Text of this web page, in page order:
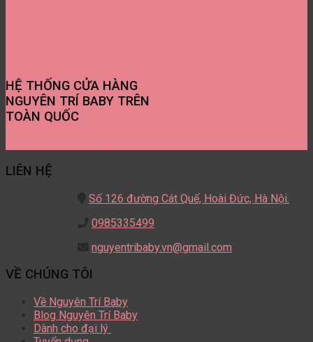
HỆ THỐNG CỬA HÀNG
NGUYÊN TRÍ BABY TRÊN
TOÀN QUỐC
LIÊN HỆ
Số 126 đường Cát Quế, Hoài Đức, Hà Nội.
0985335499
nguyentribaby.vn@gmail.com
VỀ CHÚNG TÔI
Về Nguyên Trí Baby
Blog Nguyên Trí Baby
Dành cho đại lý